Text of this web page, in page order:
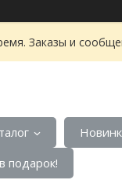
Заказы и
подарок!